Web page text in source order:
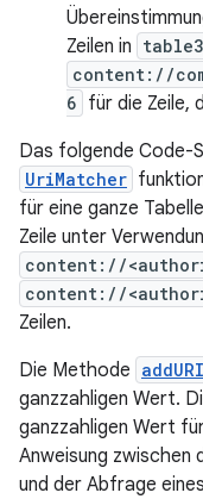
Zeilen in table3
content://
6 für die Zeile,
Das folgende Code-
UriMatcher
für eine ganze
Zeile unter
content://
content://
Zeilen.
Die Methode
ganzzahligen Wert.
ganzzahligen Wert
Anweisung zwischen
und der Abfrage